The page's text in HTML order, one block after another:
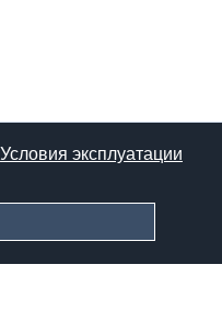
Условия эксплуатации